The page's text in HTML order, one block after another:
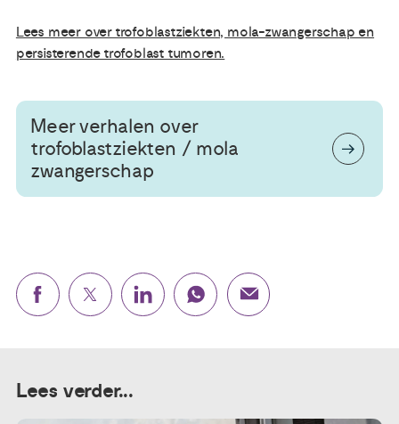
Lees meer over trofoblastziekten, mola-zwangerschap en
persisterende trofoblast tumoren.
Meer verhalen over
trofoblastziekten / mola
zwangerschap
Lees verder...